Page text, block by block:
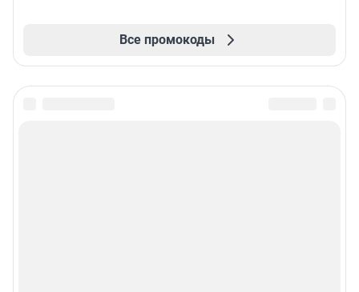
Все промокоды